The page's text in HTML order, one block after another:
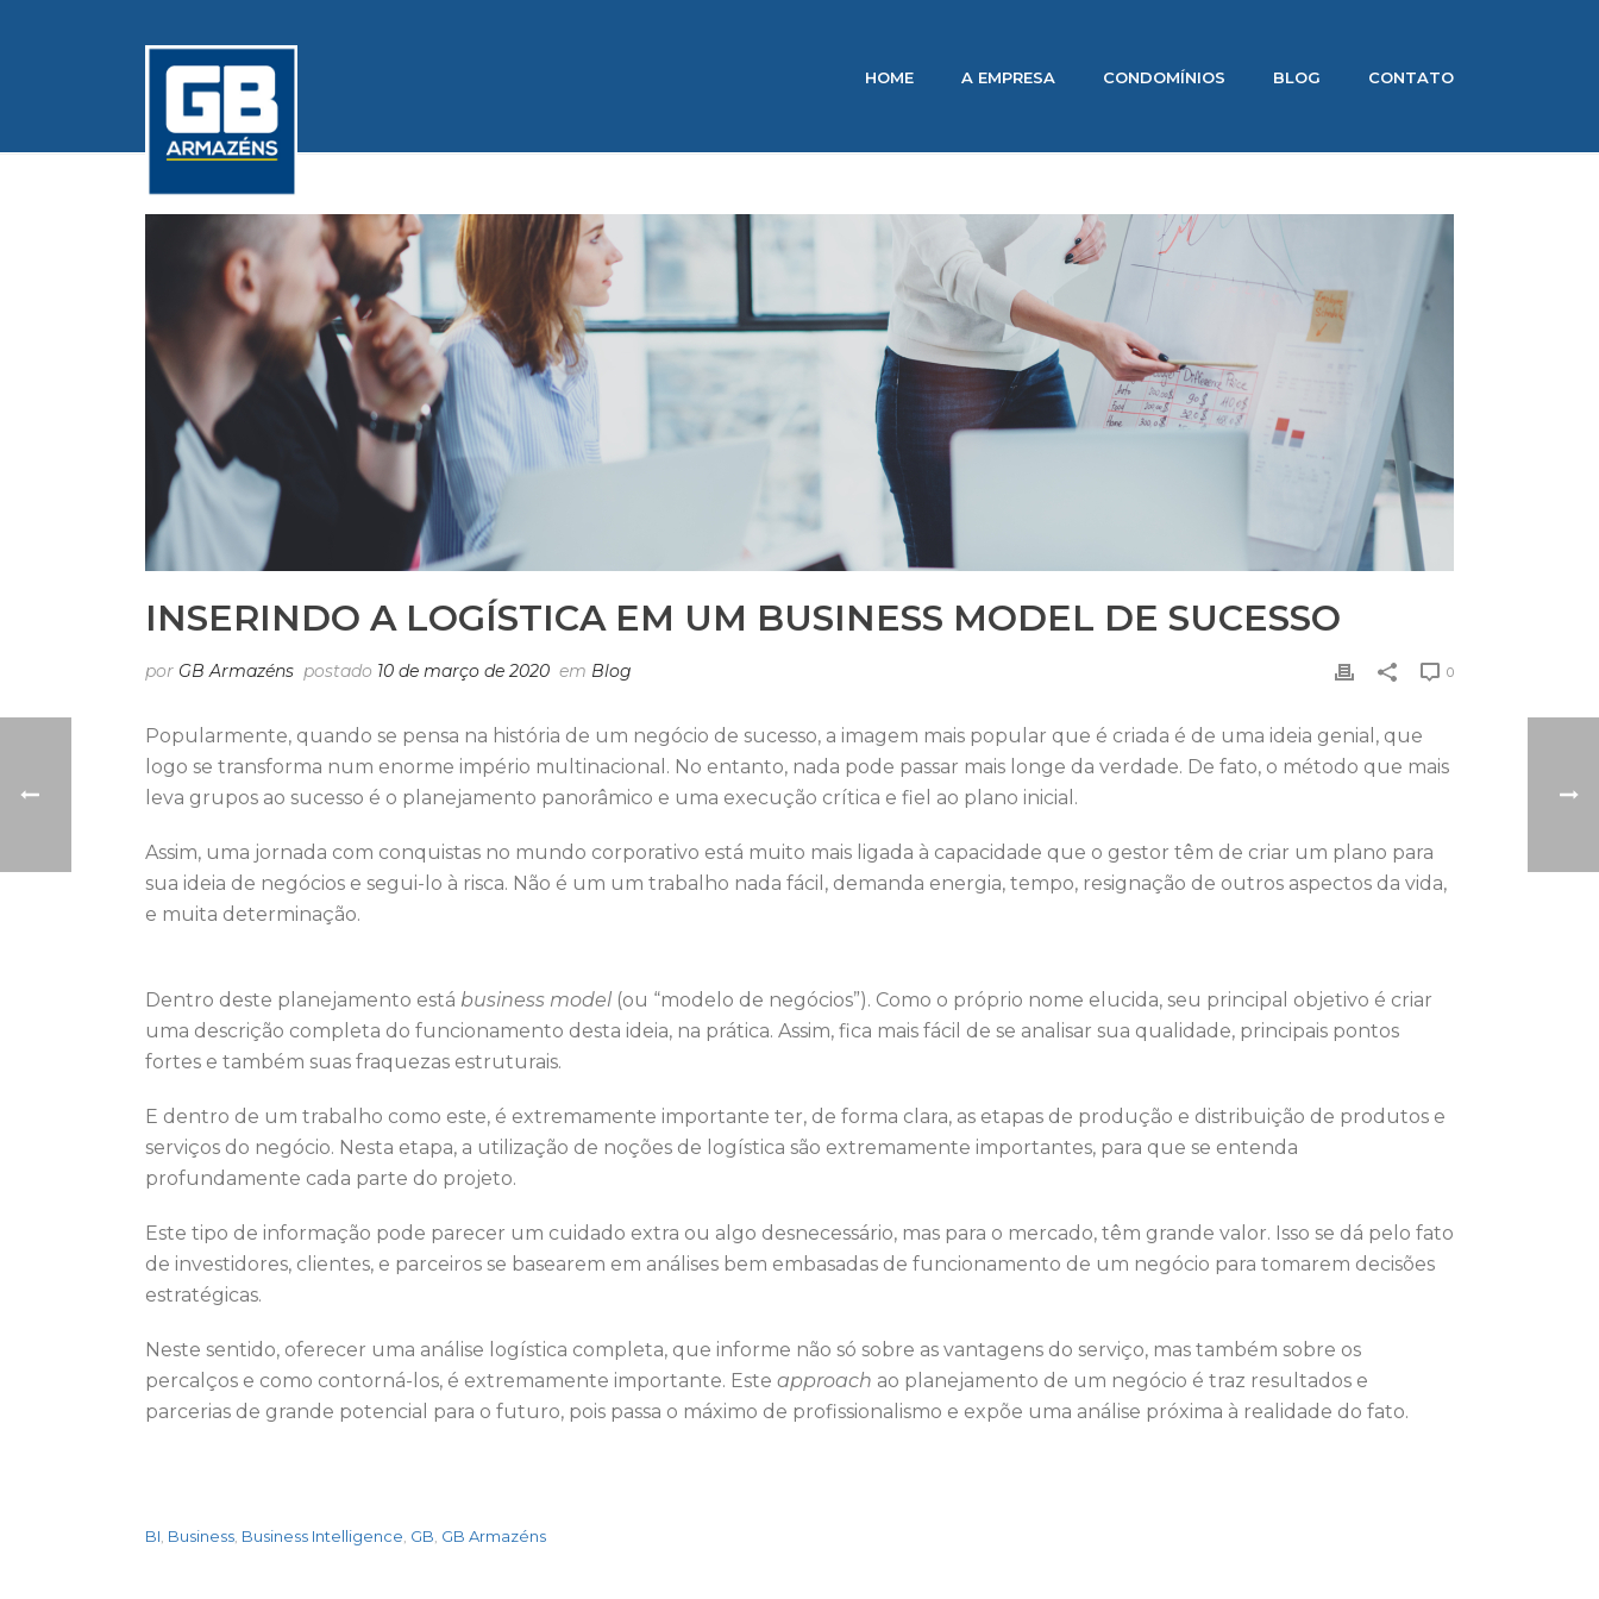
HOME A EMPRESA CONDOMÍNIOS BLOG CONTATO
INSERINDO A LOGÍSTICA EM UM BUSINESS MODEL DE SUCESSO
por GB Armazéns postado 10 de março de 2020 em Blog 0
Popularmente, quando se pensa na história de um negócio de sucesso, a imagem mais popular que é criada é de uma ideia genial, que
logo se transforma num enorme império multinacional. No entanto, nada pode passar mais longe da verdade. De fato, o método que mais
leva grupos ao sucesso é o planejamento panorâmico e uma execução crítica e fiel ao plano inicial.
Assim, uma jornada com conquistas no mundo corporativo está muito mais ligada à capacidade que o gestor têm de criar um plano para
sua ideia de negócios e segui-lo à risca. Não é um um trabalho nada fácil, demanda energia, tempo, resignação de outros aspectos da vida,
e muita determinação.
Dentro deste planejamento está business model (ou “modelo de negócios”). Como o próprio nome elucida, seu principal objetivo é criar
uma descrição completa do funcionamento desta ideia, na prática. Assim, fica mais fácil de se analisar sua qualidade, principais pontos
fortes e também suas fraquezas estruturais.
E dentro de um trabalho como este, é extremamente importante ter, de forma clara, as etapas de produção e distribuição de produtos e
serviços do negócio. Nesta etapa, a utilização de noções de logística são extremamente importantes, para que se entenda
profundamente cada parte do projeto.
Este tipo de informação pode parecer um cuidado extra ou algo desnecessário, mas para o mercado, têm grande valor. Isso se dá pelo fato
de investidores, clientes, e parceiros se basearem em análises bem embasadas de funcionamento de um negócio para tomarem decisões
estratégicas.
Neste sentido, oferecer uma análise logística completa, que informe não só sobre as vantagens do serviço, mas também sobre os
percalços e como contorná-los, é extremamente importante. Este approach ao planejamento de um negócio é traz resultados e
parcerias de grande potencial para o futuro, pois passa o máximo de profissionalismo e expõe uma análise próxima à realidade do fato.
BI, Business, Business Intelligence, GB, GB Armazéns